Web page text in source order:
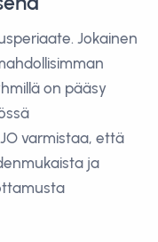
Jokainen
on pääsy
varmistaa, että
ja